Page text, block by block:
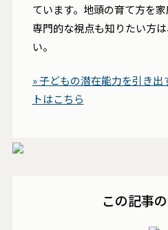
ています。地頭の育て方を家
専門的な視点も知りたい方
い。
» 子どもの潜在能力を引き
トはこちら
この記事